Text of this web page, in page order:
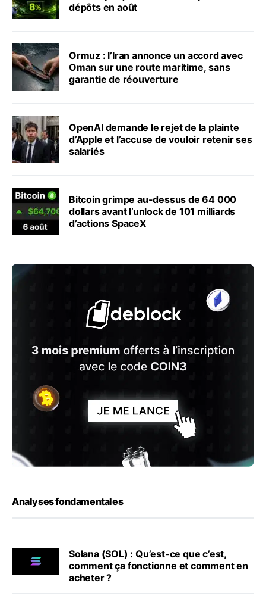
dépôts en août
Ormuz : l’Iran annonce un accord avec
Oman sur une route maritime, sans
garantie de réouverture
OpenAI demande le rejet de la plainte
d’Apple et l’accuse de vouloir retenir ses
salariés
Bitcoin grimpe au-dessus de 64 000
dollars avant l’unlock de 101 milliards
d’actions SpaceX
Analyses fondamentales
Solana (SOL) : Qu’est-ce que c’est,
comment ça fonctionne et comment en
acheter ?